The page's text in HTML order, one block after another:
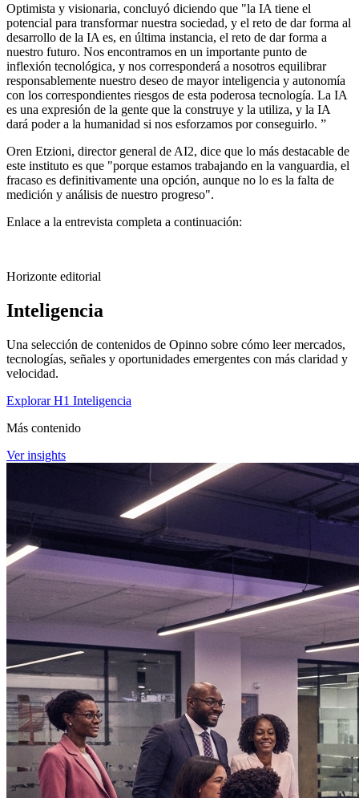
Optimista y visionaria, concluyó diciendo que "la IA tiene el
potencial para transformar nuestra sociedad, y el reto de dar forma al
desarrollo de la IA es, en última instancia, el reto de dar forma a
nuestro futuro. Nos encontramos en un importante punto de
inflexión tecnológica, y nos corresponderá a nosotros equilibrar
responsablemente nuestro deseo de mayor inteligencia y autonomía
con los correspondientes riesgos de esta poderosa tecnología. La IA
es una expresión de la gente que la construye y la utiliza, y la IA
dará poder a la humanidad si nos esforzamos por conseguirlo. ”
Oren Etzioni, director general de AI2, dice que lo más destacable de
este instituto es que "porque estamos trabajando en la vanguardia, el
fracaso es definitivamente una opción, aunque no lo es la falta de
medición y análisis de nuestro progreso".
Enlace a la entrevista completa a continuación:
Horizonte editorial
Inteligencia
Una selección de contenidos de Opinno sobre cómo leer mercados,
tecnologías, señales y oportunidades emergentes con más claridad y
velocidad.
Explorar H1 Inteligencia
Más contenido
Ver insights